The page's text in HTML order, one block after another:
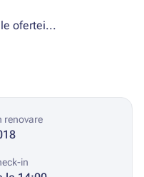
ofertei...
renovare
in